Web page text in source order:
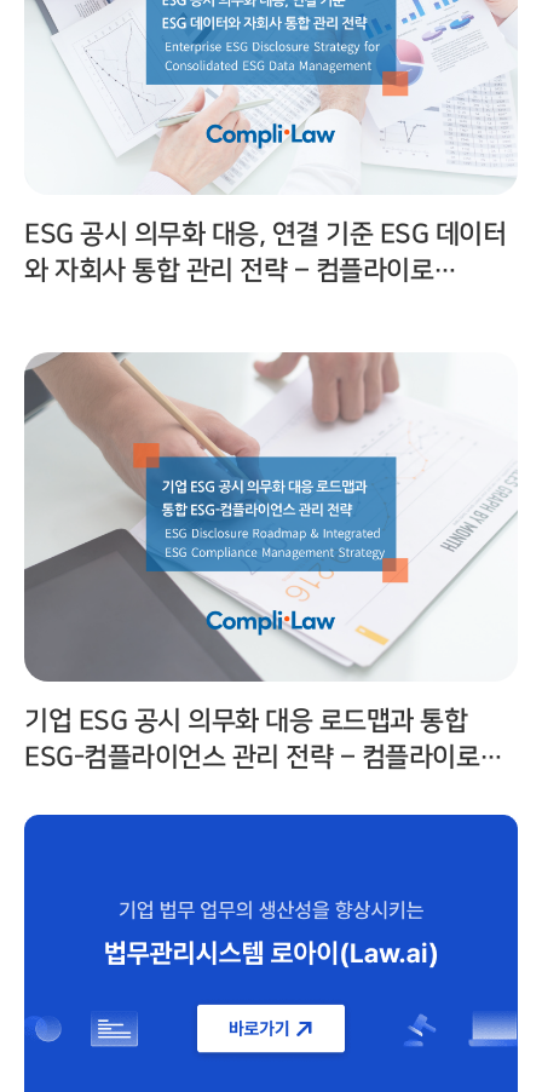
ESG 공시 의무화 대응, 연결 기준 ESG 데이터
와 자회사 통합 관리 전략 – 컴플라이로
기업 ESG 공시 의무화 대응 로드맵과 통합
ESG-컴플라이언스 관리 전략 – 컴플라이로